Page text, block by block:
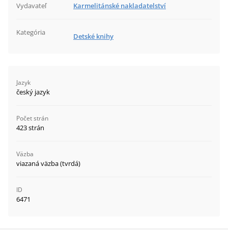
Vydavateľ Karmelitánské nakladatelství
Kategória Detské knihy
Jazyk
český jazyk
Počet strán
423 strán
Väzba
viazaná väzba (tvrdá)
ID
6471